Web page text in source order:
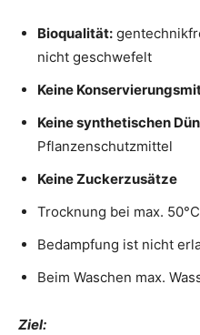
Bioqualität:
nicht geschwefelt
Keine
Keine synthetischen
Pflanzenschutzmittel
Keine Zuckerzusätze
Trocknung bei max. 50°C
Bedampfung ist nicht
Beim Waschen max.
Ziel: